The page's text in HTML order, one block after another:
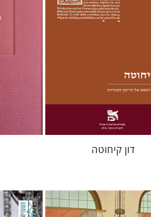
הנחת אתר ספר מודפס
$31
$28
דון קיחוטה